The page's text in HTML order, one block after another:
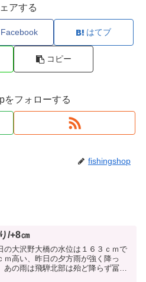
アする
Facebook はてブ
コピー
をフォローする
fishingshop
/+8㎝
の大沢野大橋の水位は１６３ｃｍで
ｍ高い、昨日の夕方雨が強く降っ
あの雨は飛騨北部は殆ど降らず冨山